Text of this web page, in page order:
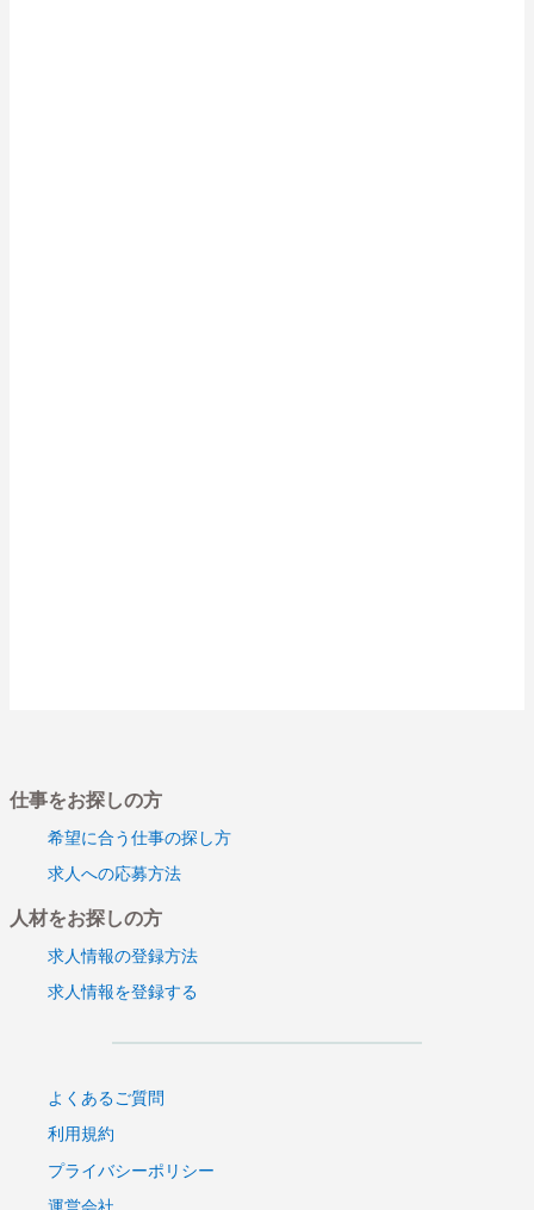
仕事をお探しの方
希望に合う仕事の探し方
求人への応募方法
人材をお探しの方
求人情報の登録方法
求人情報を登録する
よくあるご質問
利用規約
プライバシーポリシー
運営会社